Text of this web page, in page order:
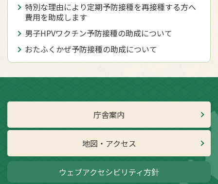
特別な理由により定期予防接種を再接種する方へ
費用を助成します
男子HPVワクチン予防接種の助成について
おたふくかぜ予防接種の助成について
庁舎案内
地図・アクセス
ウェブアクセシビリティ方針